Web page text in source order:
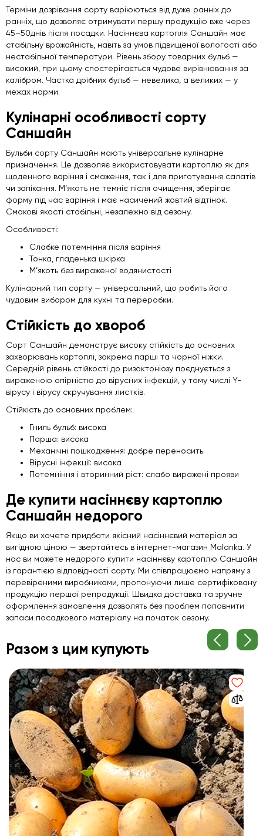
Терміни дозрівання сорту варіюються від дуже ранніх до
ранніх, що дозволяє отримувати першу продукцію вже через
45–50днів після посадки. Насіннєва картопля Саншайн має
стабільну врожайність, навіть за умов підвищеної вологості або
нестабільної температури. Рівень збору товарних бульб —
високий, при цьому спостерігається чудове вирівнювання за
калібром. Частка дрібних бульб — невелика, а великих — у
межах норми.
Кулінарні особливості сорту
Саншайн
Бульби сорту Саншайн мають універсальне кулінарне
призначення. Це дозволяє використовувати картоплю як для
щоденного варіння і смаження, так і для приготування салатів
чи запікання. М’якоть не темніє після очищення, зберігає
форму під час варіння і має насичений жовтий відтінок.
Смакові якості стабільні, незалежно від сезону.
Особливості:
Слабке потемніння після варіння
Тонка, гладенька шкірка
М’якоть без вираженої водянистості
Кулінарний тип сорту — універсальний, що робить його
чудовим вибором для кухні та переробки.
Стійкість до хвороб
Сорт Саншайн демонструє високу стійкість до основних
захворювань картоплі, зокрема парші та чорної ніжки.
Середній рівень стійкості до ризоктоніозу поєднується з
вираженою опірністю до вірусних інфекцій, у тому числі Y-
вірусу і вірусу скручування листків.
Стійкість до основних проблем:
Гниль бульб: висока
Парша: висока
Механічні пошкодження: добре переносить
Вірусні інфекції: висока
Потемніння і вторинний ріст: слабо виражені прояви
Де купити насіннєву картоплю
Саншайн недорого
Якщо ви хочете придбати якісний насіннєвий матеріал за
вигідною ціною — звертайтесь в інтернет-магазин Malanka. У
нас ви можете недорого купити насіннєву картоплю Саншайн
із гарантією відповідності сорту. Ми співпрацюємо напряму з
перевіреними виробниками, пропонуючи лише сертифіковану
продукцію першої репродукції. Швидка доставка та зручне
оформлення замовлення дозволять без проблем поповнити
запаси посадкового матеріалу на початок сезону.
Разом з цим купують